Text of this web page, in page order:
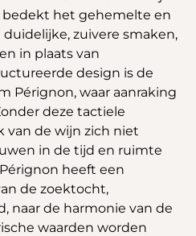
bedekt het gehemelte en
zuivere smaken,
in plaats van
design is de
Pérignon, waar aanraking
deze tactiele
van de wijn zich niet
in de tijd en ruimte
heeft een
de zoektocht,
naar de harmonie van de
waarden worden